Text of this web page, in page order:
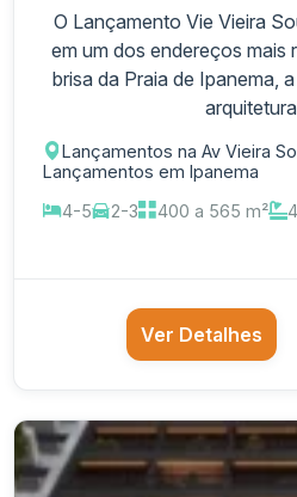
O Lançamento Vie Vieira
em um dos endereços mais
brisa da Praia de Ipanema,
Lançamentos na Av Vieira
Lançamentos em Ipanema
4-5
2-3 400 a 565 m²
Ver Detalhes